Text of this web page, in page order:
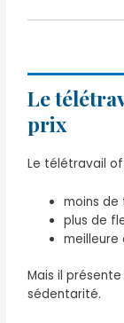
Le
prix
Le télétravail
moins de
plus de
meilleure
Mais il
sédentarité.